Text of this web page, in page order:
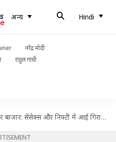
अन्य Hindi
नरेंद्र मोदी
राहुल गांधी
सेंसेक्स और निफ्टी में आई गिरावट, जानिए क्या है कारण